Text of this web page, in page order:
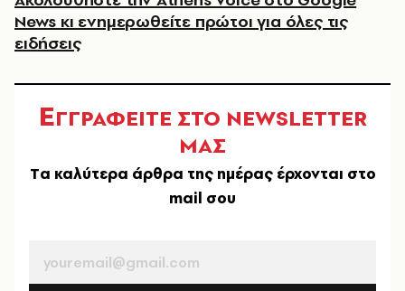
News κι ενημερωθείτε πρώτοι για όλες τις
ειδήσεις
ΕΓΓΡΑΦΕΙΤΕ ΣΤΟ NEWSLETTER
ΜΑΣ
Tα καλύτερα άρθρα της ημέρας έρχονται στο
mail σου